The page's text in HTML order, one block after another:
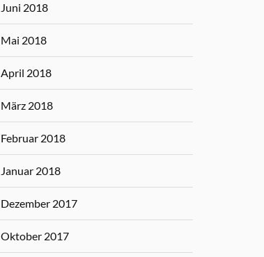
Juni 2018
Mai 2018
April 2018
März 2018
Februar 2018
Januar 2018
Dezember 2017
Oktober 2017